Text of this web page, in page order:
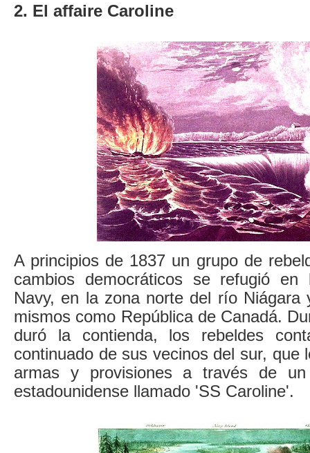
2. El affaire Caroline
A principios de 1837 un grupo de
cambios democráticos se refugió
Navy, en la zona norte del río
mismos como República de Canadá.
duró la contienda, los rebeldes
continuado de sus vecinos del sur, que
armas y provisiones a través de
estadounidense llamado 'SS Caroline'.